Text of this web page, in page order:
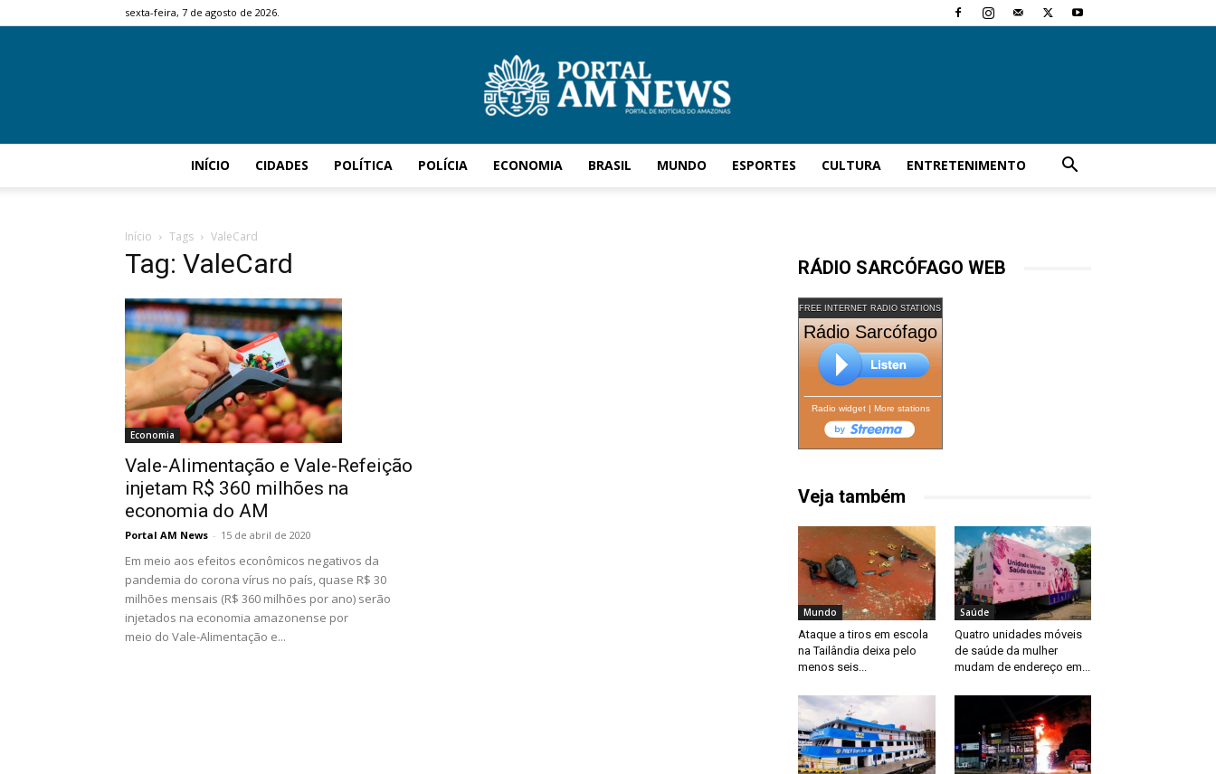
sexta-feira, 7 de agosto de 2026.
INÍCIO CIDADES POLÍTICA POLÍCIA ECONOMIA BRASIL MUNDO ESPORTES CULTURA ENTRETENIMENTO
Início Tags ValeCard
Tag: ValeCard
Economia
Vale-Alimentação e Vale-Refeição
injetam R$ 360 milhões na
economia do AM
Portal AM News - 15 de abril de 2020
Em meio aos efeitos econômicos negativos da
pandemia do corona vírus no país, quase R$ 30
milhões mensais (R$ 360 milhões por ano) serão
injetados na economia amazonense por
meio do Vale-Alimentação e...
RÁDIO SARCÓFAGO WEB
FREE INTERNET RADIO STATIONS
Rádio Sarcófago
Radio widget| More stations
Veja também
Mundo
Ataque a tiros em escola
na Tailândia deixa pelo
menos seis...
Saúde
Quatro unidades móveis
de saúde da mulher
mudam de endereço em...